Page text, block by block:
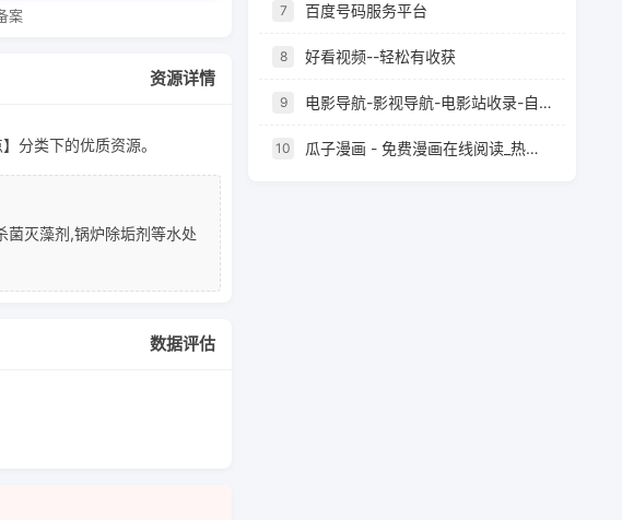
案
资源详情
分类下的优质资源。
菌灭藻剂,锅炉除垢剂等水处
数据评估
7 百度号码服务平台
8 好看视频--轻松有收获
9 电影导航-影视导航-电影站收录-自动收录网-网站收录
10 瓜子漫画 - 免费漫画在线阅读_热门国漫每日更新